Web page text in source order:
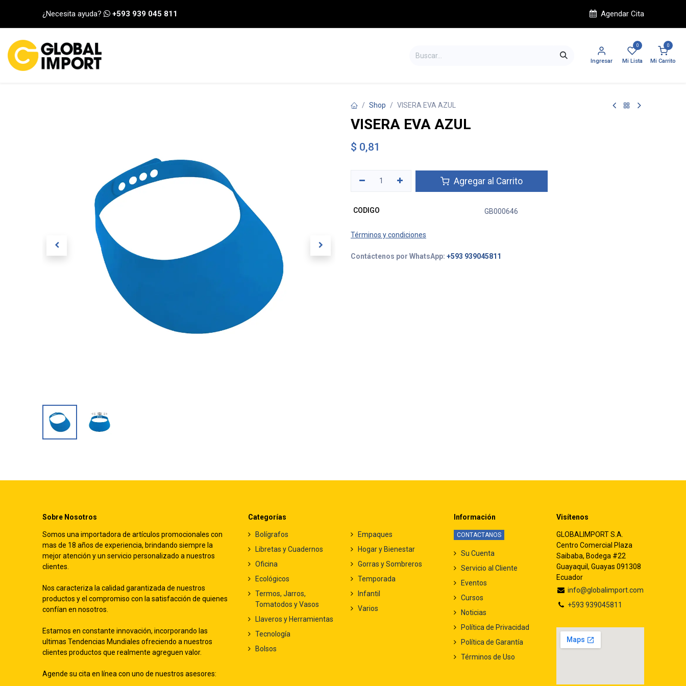
¿Necesita ayuda? +593 939 045 811 Agendar Cita
Ingresar
0
Mi Lista
0
Mi Carrito
Shop VISERA EVA AZUL
VISERA EVA AZUL
$ 0,81
Agregar al Carrito
CODIGO GB000646
Términos y condiciones
Contáctenos por WhatsApp: +593 939045811
Sobre Nosotros
Somos una importadora de artículos promocionales con
mas de 18 años de experiencia, brindando siempre la
mejor atención y un servicio personalizado a nuestros
clientes.
Nos caracteriza la calidad garantizada de nuestros
productos y el compromiso con la satisfacción de quienes
confían en nosotros.
Estamos en constante innovación, incorporando las
ultimas Tendencias Mundiales ofreciendo a nuestros
clientes productos que realmente agreguen valor.
Agende su cita en línea con uno de nuestros asesores:
Categorías
Bolígrafos
Libretas y Cuadernos
Oficina
Ecológicos
Termos, Jarros,
Tomatodos y Vasos
Llaveros y Herramientas
Tecnología
Bolsos
Empaques
Hogar y Bienestar
Gorras y Sombreros
Temporada
Infantil
Varios
Información
CONTACTANOS
Su Cuenta
Servicio al Cliente
Eventos
Cursos
Noticias
Política de Privacidad
Política de Garantía
Términos de Uso
Visítenos
GLOBALIMPORT S.A.
Centro Comercial Plaza
Saibaba, Bodega #22
Guayaquil, Guayas 091308
Ecuador
info@globalimport.com
+593 939045811